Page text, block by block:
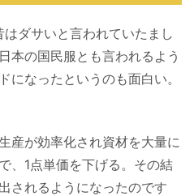
ダサいと言われていたまし
本の国民服とも言われるよう
になったというのも面白い。
産が効率化され資材を大量に
、1点単価を下げる。その結
されるようになったのです